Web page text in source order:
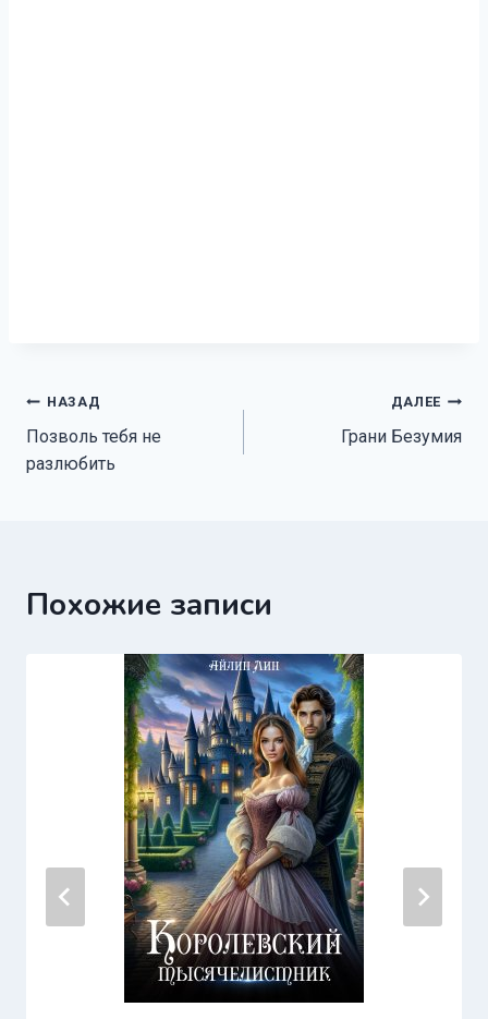
Навигация
по
НАЗАД
Позволь тебя не
разлюбить
ДАЛЕЕ
Грани Безумия
Похожие записи